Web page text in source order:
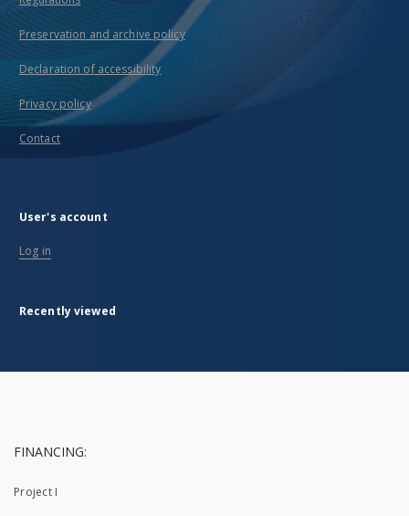
Preservation and archive policy
Declaration of accessibility
Privacy policy
Contact
User's account
Log in
Recently viewed
FINANCING:
Project I